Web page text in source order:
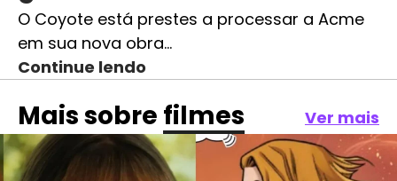
O Coyote está prestes a processar a Acme
em sua nova obra…
Continue lendo
Mais sobre filmes Ver mais